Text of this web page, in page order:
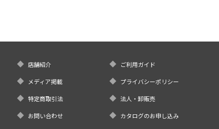
店舗紹介 ご利用ガイド
メディア掲載 プライバシーポリシー
特定商取引法 法人・卸販売
お問い合わせ カタログのお申し込み